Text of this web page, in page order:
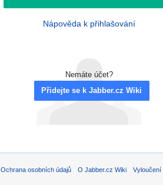
Nápověda k přihlašování
Nemáte účet?
Přidejte se k Jabber.cz Wiki
Ochrana osobních údajů O Jabber.cz Wiki Vyloučení